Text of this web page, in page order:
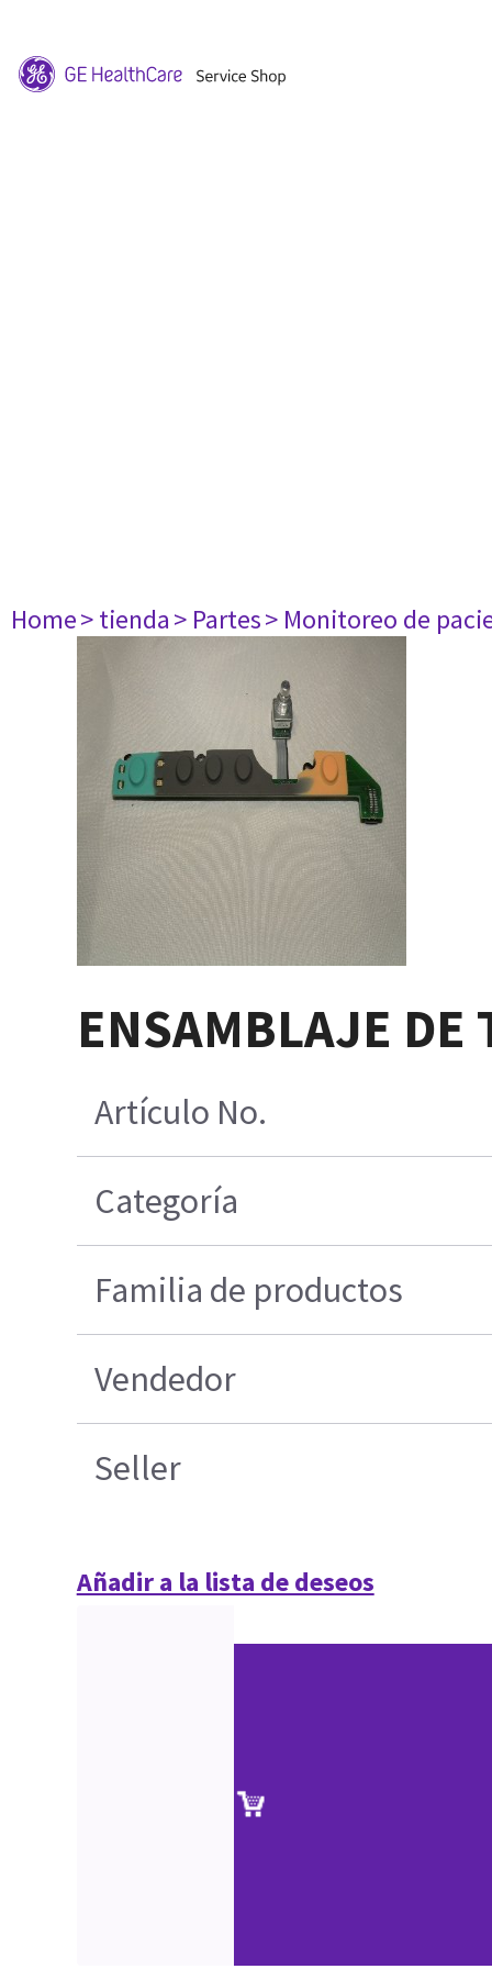
Home> tienda> Partes> Monitoreo de
ENSAMBLAJE DE
Artículo No.
Categoría
Familia de productos
Vendedor
Seller
Añadir a la lista de deseos